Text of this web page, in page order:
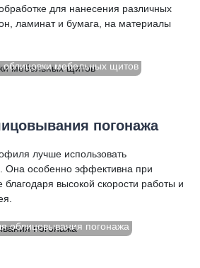
для нанесения различных
ламинат и бумага, на материалы
мебельных щитов
погонажа
лучше использовать
Она особенно эффективна при
благодаря высокой скорости работы и
облицовывания погонажа